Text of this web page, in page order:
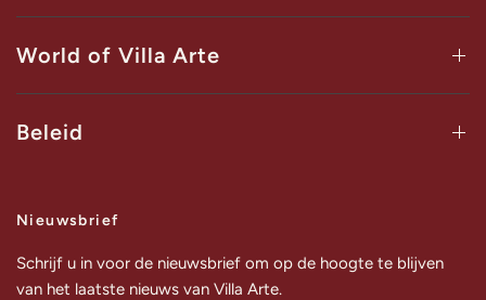
World of Villa Arte
Beleid
Nieuwsbrief
Schrijf u in voor de nieuwsbrief om op de hoogte te blijven
van het laatste nieuws van Villa Arte.